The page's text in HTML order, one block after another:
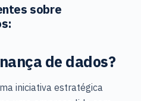
sobre
de dados?
iniciativa estratégica